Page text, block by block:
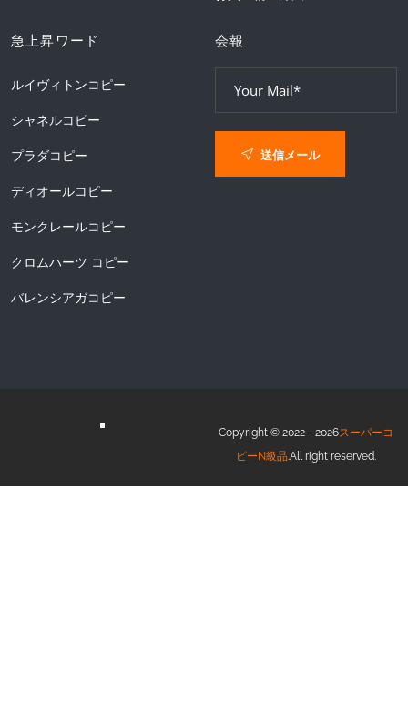
急上昇ワード
ルイヴィトンコピー
シャネルコピー
プラダコピー
ディオールコピー
モンクレールコピー
クロムハーツ コピー
バレンシアガコピー
会報
送信メール
Copyright © 2022 - 2026スーパーコ
ピーN級品.All right reserved.